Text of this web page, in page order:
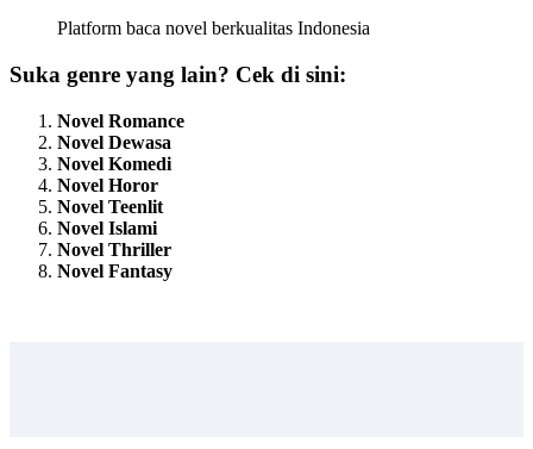
Platform baca novel berkualitas Indonesia
Suka genre yang lain? Cek di sini:
Novel Romance
Novel Dewasa
Novel Komedi
Novel Horor
Novel Teenlit
Novel Islami
Novel Thriller
Novel Fantasy